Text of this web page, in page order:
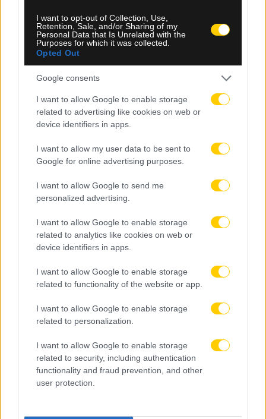
I want to opt-out of Collection, Use,
Retention, Sale, and/or Sharing of my
Personal Data that Is Unrelated with the
Purposes for which it was collected.
Opted Out
Google consents
I want to allow Google to enable storage
related to advertising like cookies on web or
device identifiers in apps.
I want to allow my user data to be sent to
Google for online advertising purposes.
I want to allow Google to send me
personalized advertising.
I want to allow Google to enable storage
related to analytics like cookies on web or
device identifiers in apps.
I want to allow Google to enable storage
related to functionality of the website or app.
I want to allow Google to enable storage
related to personalization.
I want to allow Google to enable storage
related to security, including authentication
functionality and fraud prevention, and other
user protection.
09.08.2026, 10:07
Χετάφε: Σοκαριστικός τραυματισμός για τον
Κριστάντους Ούτσε, κινδυνεύει να χάσει όλη τη
σεζόν